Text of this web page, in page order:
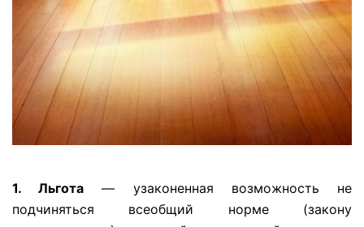
1. Льгота — узаконенная возможность не
подчиняться всеобщий норме (закону